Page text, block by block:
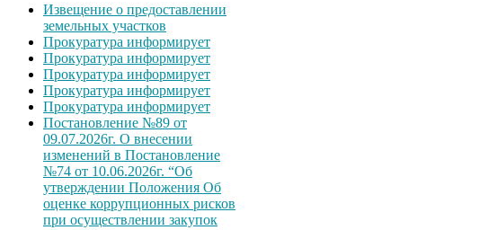
Извещение о предоставлении
земельных участков
Прокуратура информирует
Прокуратура информирует
Прокуратура информирует
Прокуратура информирует
Прокуратура информирует
Постановление №89 от
09.07.2026г. О внесении
изменений в Постановление
№74 от 10.06.2026г. “Об
утверждении Положения Об
оценке коррупционных рисков
при осуществлении закупок